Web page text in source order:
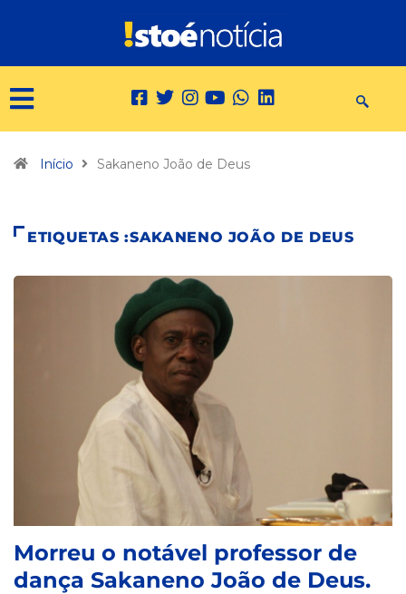
Início Sakaneno João de Deus
ETIQUETAS :SAKANENO JOÃO DE DEUS
Morreu o notável professor de
dança Sakaneno João de Deus.